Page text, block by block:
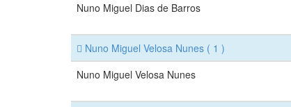
Nuno Miguel Dias de Barros
Nuno Miguel Velosa Nunes ( 1 )
Nuno Miguel Velosa Nunes